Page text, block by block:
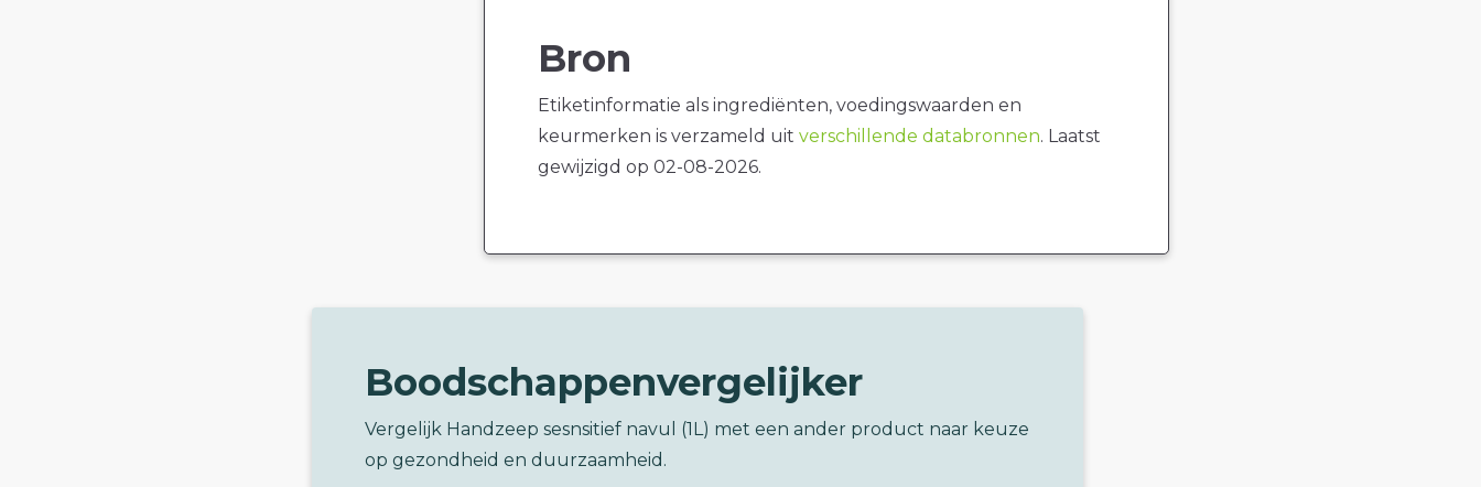
Bron
Etiketinformatie als ingrediënten, voedingswaarden en
keurmerken is verzameld uit verschillende databronnen. Laatst
gewijzigd op 02-08-2026.
Boodschappenvergelijker
Vergelijk Handzeep sesnsitief navul (1L) met een ander product naar keuze
op gezondheid en duurzaamheid.